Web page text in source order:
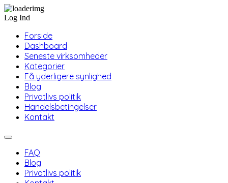
Log Ind
Forside
Dashboard
Seneste virksomheder
Kategorier
Få yderligere synlighed
Blog
Privatlivs politik
Handelsbetingelser
Kontakt
FAQ
Blog
Privatlivs politik